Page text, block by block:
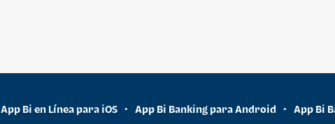
App Bi en Línea para iOS • App Bi Banking para Android • App Bi